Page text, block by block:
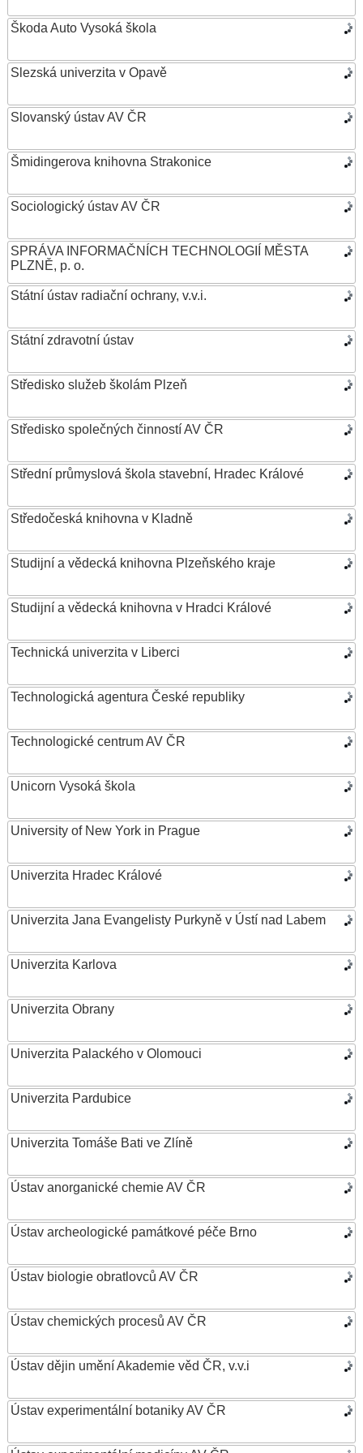
Škoda Auto Vysoká škola
Slezská univerzita v Opavě
Slovanský ústav AV ČR
Šmidingerova knihovna Strakonice
Sociologický ústav AV ČR
SPRÁVA INFORMAČNÍCH TECHNOLOGIÍ MĚSTA
PLZNĚ, p. o.
Státní ústav radiační ochrany, v.v.i.
Státní zdravotní ústav
Středisko služeb školám Plzeň
Středisko společných činností AV ČR
Střední průmyslová škola stavební, Hradec Králové
Středočeská knihovna v Kladně
Studijní a vědecká knihovna Plzeňského kraje
Studijní a vědecká knihovna v Hradci Králové
Technická univerzita v Liberci
Technologická agentura České republiky
Technologické centrum AV ČR
Unicorn Vysoká škola
University of New York in Prague
Univerzita Hradec Králové
Univerzita Jana Evangelisty Purkyně v Ústí nad Labem
Univerzita Karlova
Univerzita Obrany
Univerzita Palackého v Olomouci
Univerzita Pardubice
Univerzita Tomáše Bati ve Zlíně
Ústav anorganické chemie AV ČR
Ústav archeologické památkové péče Brno
Ústav biologie obratlovců AV ČR
Ústav chemických procesů AV ČR
Ústav dějin umění Akademie věd ČR, v.v.i
Ústav experimentální botaniky AV ČR